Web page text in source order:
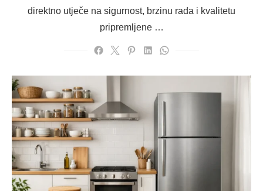
direktno utječe na sigurnost, brzinu rada i kvalitetu
pripremljene …